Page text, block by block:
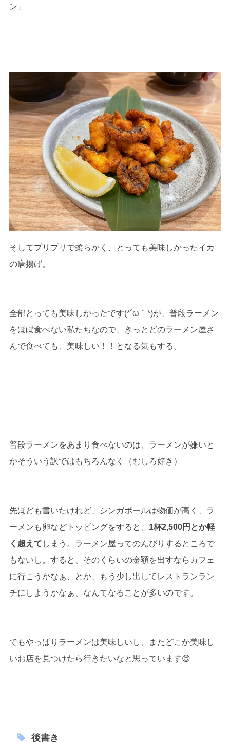
ン」
そしてプリプリで柔らかく、とっても美味しかったイカ
の唐揚げ。
全部とっても美味しかったです(*´ω｀*)が、普段ラーメン
をほぼ食べない私たちなので、きっとどのラーメン屋さ
んで食べても、美味しい！！となる気もする。
普段ラーメンをあまり食べないのは、ラーメンが嫌いと
かそういう訳ではもちろんなく（むしろ好き）
先ほども書いたけれど、シンガポールは物価が高く、ラ
ーメンも卵などトッピングをすると、 1杯2,500円とか軽
く超えて しまう。ラーメン屋ってのんびりするところで
もないし。すると、そのくらいの金額を出すならカフェ
に行こうかなぁ、とか、もう少し出してレストランラン
チにしようかなぁ、なんてなることが多いのです。
でもやっぱりラーメンは美味しいし、またどこか美味し
いお店を見つけたら行きたいなと思っています😊
後書き